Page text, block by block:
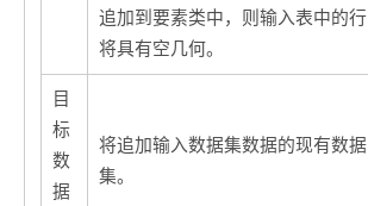
追加到要素类中，则输入表中的行
将具有空几何。
目
标
数
据
将追加输入数据集数据的现有数据
集。